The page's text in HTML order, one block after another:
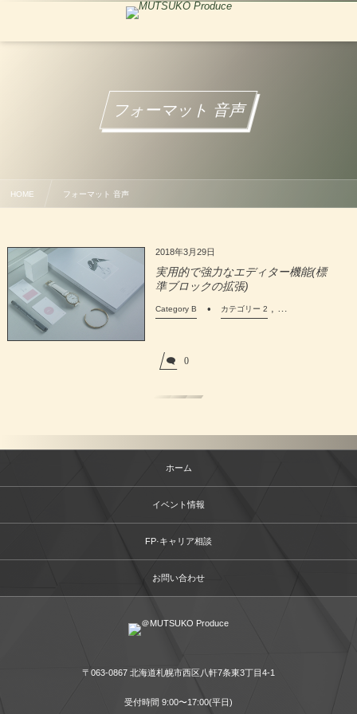
フォーマット 音声
HOME フォーマット 音声
2018年3月29日
実用的で強力なエディター機能(標
準ブロックの拡張)
Category B カテゴリー 2
0
ホーム
イベント情報
FP·キャリア相談
お問い合わせ
〒063-0867 北海道札幌市西区八軒7条東3丁目4-1
受付時間 9:00〜17:00(平日)